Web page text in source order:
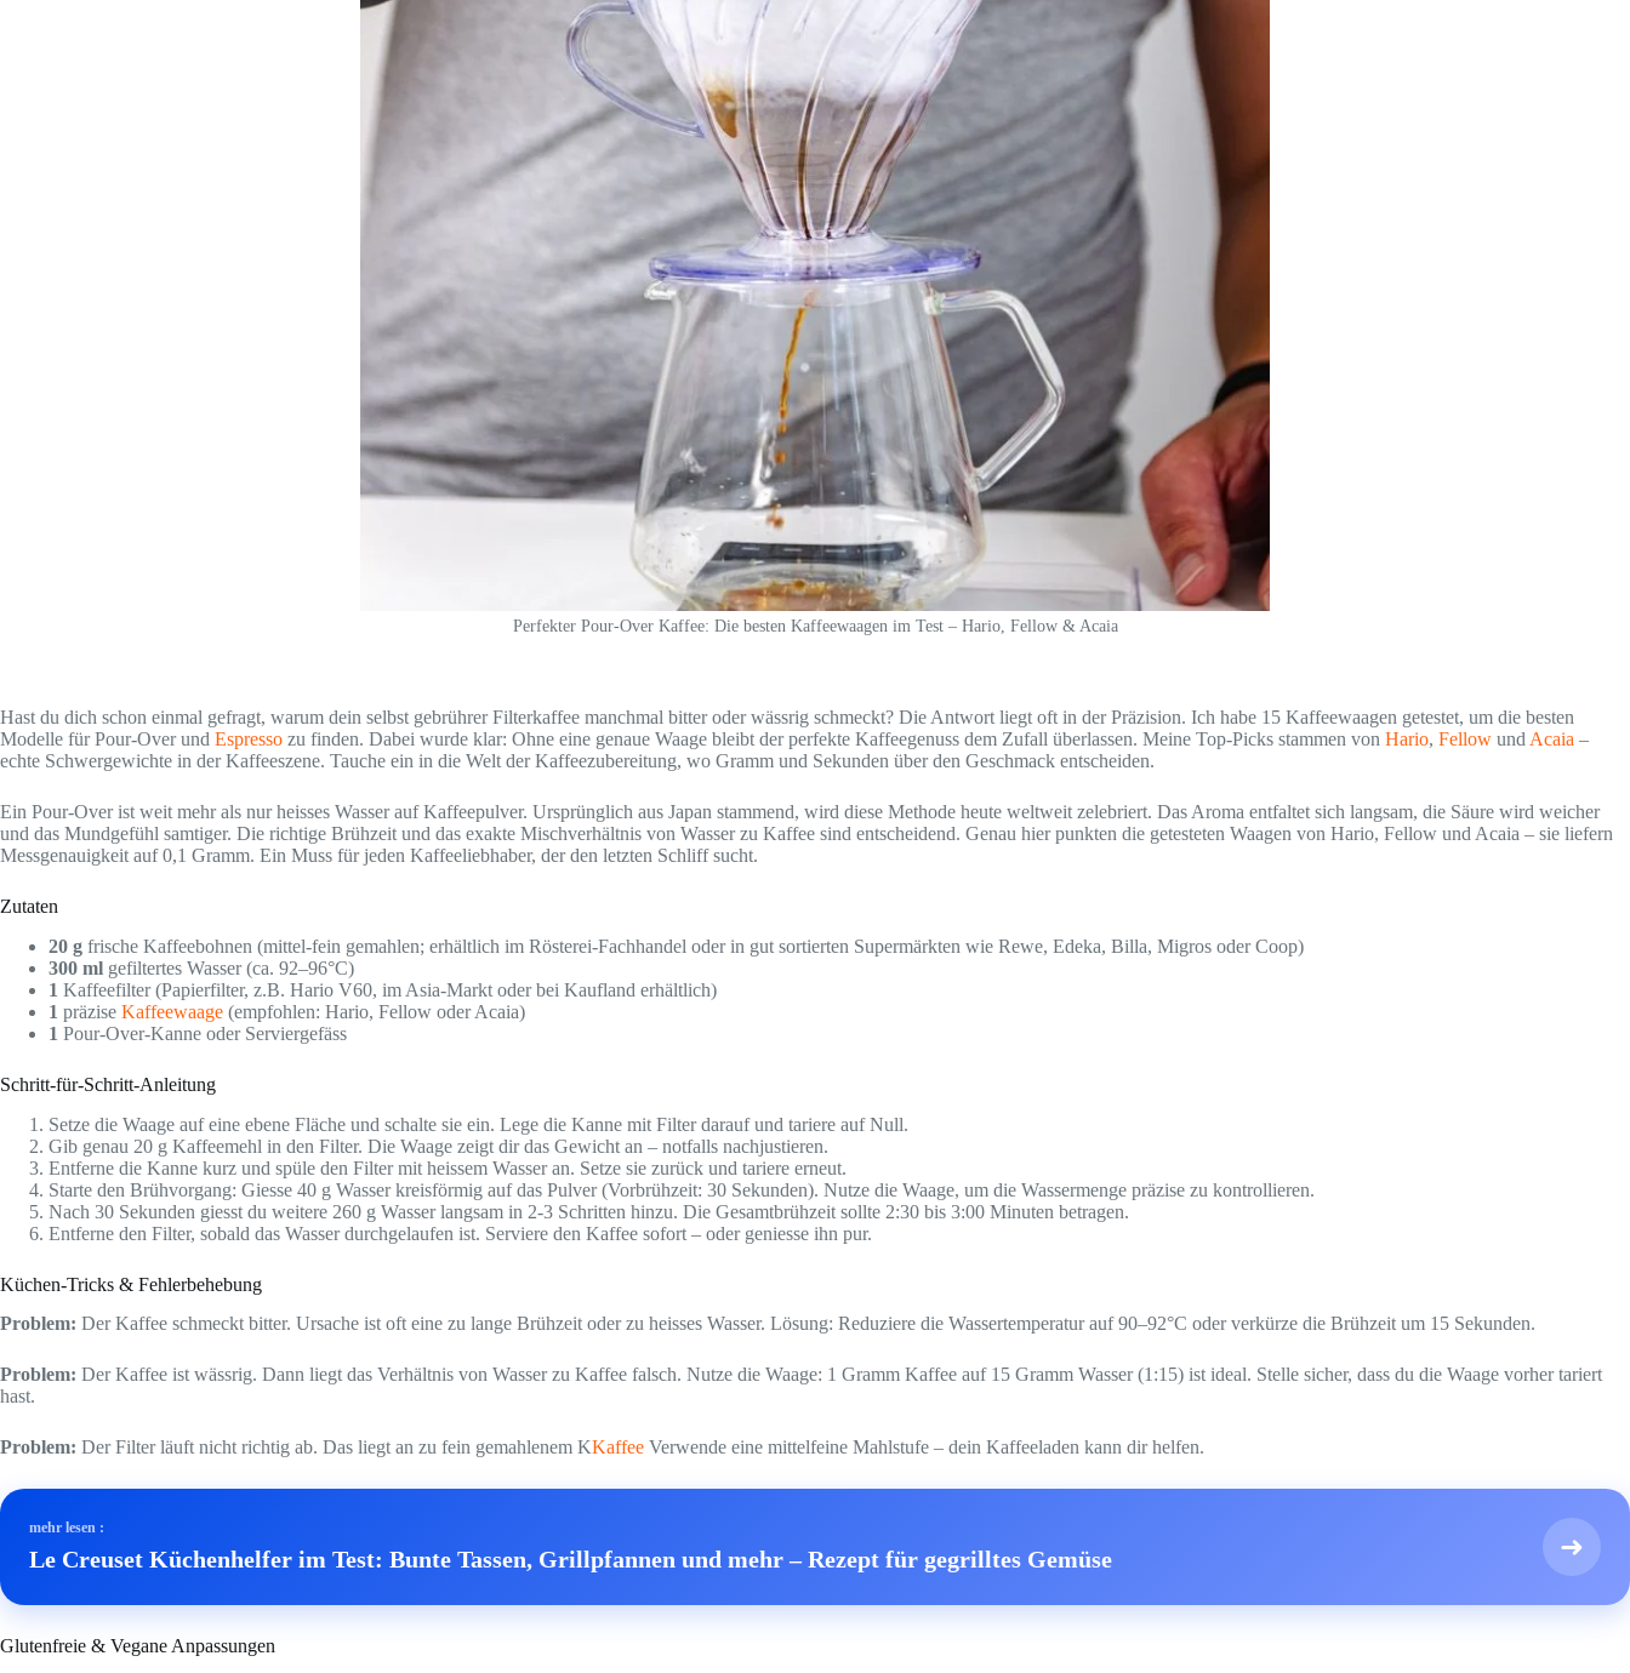
Perfekter Pour-Over Kaffee: Die besten Kaffeewaagen im Test – Hario, Fellow & Acaia
Hast du dich schon einmal gefragt, warum dein selbst gebrührer Filterkaffee manchmal bitter oder wässrig schmeckt? Die Antwort liegt oft in der Präzision. Ich habe 15 Kaffeewaagen getestet, um die besten
Modelle für Pour-Over und Espresso zu finden. Dabei wurde klar: Ohne eine genaue Waage bleibt der perfekte Kaffeegenuss dem Zufall überlassen. Meine Top-Picks stammen von Hario, Fellow und Acaia –
echte Schwergewichte in der Kaffeeszene. Tauche ein in die Welt der Kaffeezubereitung, wo Gramm und Sekunden über den Geschmack entscheiden.
Ein Pour-Over ist weit mehr als nur heisses Wasser auf Kaffeepulver. Ursprünglich aus Japan stammend, wird diese Methode heute weltweit zelebriert. Das Aroma entfaltet sich langsam, die Säure wird weicher
und das Mundgefühl samtiger. Die richtige Brühzeit und das exakte Mischverhältnis von Wasser zu Kaffee sind entscheidend. Genau hier punkten die getesteten Waagen von Hario, Fellow und Acaia – sie liefern
Messgenauigkeit auf 0,1 Gramm. Ein Muss für jeden Kaffeeliebhaber, der den letzten Schliff sucht.
Zutaten
20 g frische Kaffeebohnen (mittel-fein gemahlen; erhältlich im Rösterei-Fachhandel oder in gut sortierten Supermärkten wie Rewe, Edeka, Billa, Migros oder Coop)
300 ml gefiltertes Wasser (ca. 92–96°C)
1 Kaffeefilter (Papierfilter, z.B. Hario V60, im Asia-Markt oder bei Kaufland erhältlich)
1 präzise Kaffeewaage (empfohlen: Hario, Fellow oder Acaia)
1 Pour-Over-Kanne oder Serviergefäss
Schritt-für-Schritt-Anleitung
Setze die Waage auf eine ebene Fläche und schalte sie ein. Lege die Kanne mit Filter darauf und tariere auf Null.
Gib genau 20 g Kaffeemehl in den Filter. Die Waage zeigt dir das Gewicht an – notfalls nachjustieren.
Entferne die Kanne kurz und spüle den Filter mit heissem Wasser an. Setze sie zurück und tariere erneut.
Starte den Brühvorgang: Giesse 40 g Wasser kreisförmig auf das Pulver (Vorbrühzeit: 30 Sekunden). Nutze die Waage, um die Wassermenge präzise zu kontrollieren.
Nach 30 Sekunden giesst du weitere 260 g Wasser langsam in 2-3 Schritten hinzu. Die Gesamtbrühzeit sollte 2:30 bis 3:00 Minuten betragen.
Entferne den Filter, sobald das Wasser durchgelaufen ist. Serviere den Kaffee sofort – oder geniesse ihn pur.
Küchen-Tricks & Fehlerbehebung
Problem: Der Kaffee schmeckt bitter. Ursache ist oft eine zu lange Brühzeit oder zu heisses Wasser. Lösung: Reduziere die Wassertemperatur auf 90–92°C oder verkürze die Brühzeit um 15 Sekunden.
Problem: Der Kaffee ist wässrig. Dann liegt das Verhältnis von Wasser zu Kaffee falsch. Nutze die Waage: 1 Gramm Kaffee auf 15 Gramm Wasser (1:15) ist ideal. Stelle sicher, dass du die Waage vorher tariert
hast.
Problem: Der Filter läuft nicht richtig ab. Das liegt an zu fein gemahlenem KKaffee Verwende eine mittelfeine Mahlstufe – dein Kaffeeladen kann dir helfen.
mehr lesen :
Le Creuset Küchenhelfer im Test: Bunte Tassen, Grillpfannen und mehr – Rezept für gegrilltes Gemüse ➜
Glutenfreie & Vegane Anpassungen